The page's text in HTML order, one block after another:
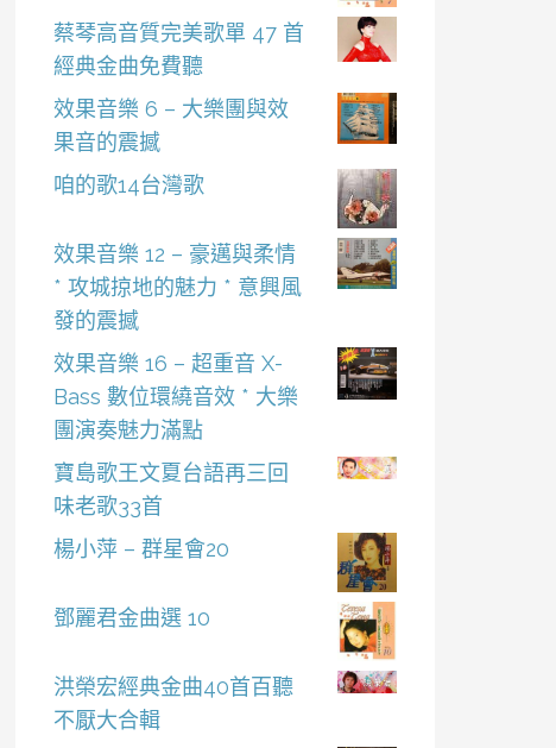
蔡琴高音質完美歌單 47 首
經典金曲免費聽
效果音樂 6 – 大樂團與效
果音的震撼
咱的歌14台灣歌
效果音樂 12 – 豪邁與柔情
* 攻城掠地的魅力 * 意興風
發的震撼
效果音樂 16 – 超重音 X-
Bass 數位環繞音效 * 大樂
團演奏魅力滿點
寶島歌王文夏台語再三回
味老歌33首
楊小萍 – 群星會20
鄧麗君金曲選 10
洪榮宏經典金曲40首百聽
不厭大合輯